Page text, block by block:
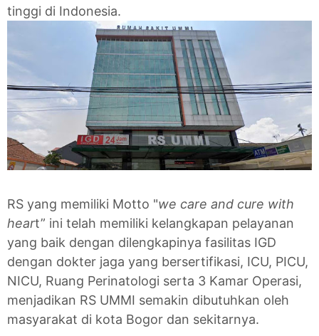
tinggi di Indonesia.
RS yang memiliki Motto "we care and cure with
heart” ini telah memiliki kelangkapan pelayanan
yang baik dengan dilengkapinya fasilitas IGD
dengan dokter jaga yang bersertifikasi, ICU, PICU,
NICU, Ruang Perinatologi serta 3 Kamar Operasi,
menjadikan RS UMMI semakin dibutuhkan oleh
masyarakat di kota Bogor dan sekitarnya.